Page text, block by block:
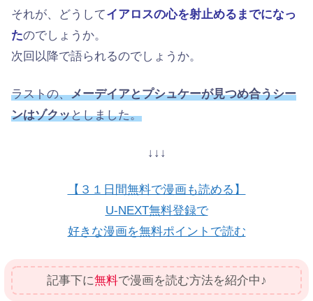
それが、どうしてイアロスの心を射止めるまでになっ
たのでしょうか。
次回以降で語られるのでしょうか。
ラストの、メーデイアとプシュケーが見つめ合うシー
ンはゾクッとしました。
↓↓↓
【３１日間無料で漫画も読める】
U-NEXT無料登録で
好きな漫画を無料ポイントで読む
記事下に無料で漫画を読む方法を紹介中♪